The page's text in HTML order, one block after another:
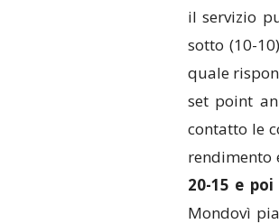
il servizio
sotto (10-
quale
set point
contatto le
rendimento
20-15 e
Mondovì